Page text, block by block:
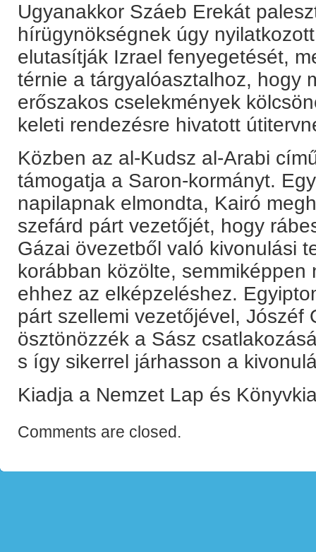
Ugyanakkor Száeb Erekát
hírügynökségnek úgy
elutasítják Izrael fenyegetését,
térnie a tárgyalóasztalhoz, hogy
erőszakos cselekmények
keleti rendezésre hivatott
Közben az al-Kudsz al-Arabi
támogatja a Saron-kormányt.
napilapnak elmondta, Kairó
szefárd párt vezetőjét, hogy
Gázai övezetből való kivonulási
korábban közölte,
ehhez az elképzeléshez.
párt szellemi vezetőjével, Jószéf
ösztönözzék a Sász
s így sikerrel járhasson a
Kiadja a Nemzet Lap és
Comments are closed.